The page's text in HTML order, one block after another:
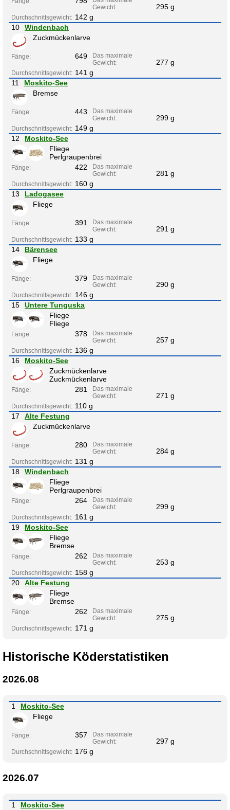
Gewicht:
295 g
Durchschnittsgewicht: 142 g
10
Windenbach
Zuckmückenlarve
Fänge: 649
Das maximale
Gewicht:
277 g
Durchschnittsgewicht: 141 g
11
Moskito-See
Bremse
Fänge: 443
Das maximale
Gewicht:
299 g
Durchschnittsgewicht: 149 g
12
Moskito-See
Fliege
Perlgraupenbrei
Fänge: 422
Das maximale
Gewicht:
281 g
Durchschnittsgewicht: 160 g
13
Ladogasee
Fliege
Fänge: 391
Das maximale
Gewicht:
291 g
Durchschnittsgewicht: 133 g
14
Bärensee
Fliege
Fänge: 379
Das maximale
Gewicht:
290 g
Durchschnittsgewicht: 146 g
15
Untere Tunguska
Fliege
Fliege
Fänge: 378
Das maximale
Gewicht:
257 g
Durchschnittsgewicht: 136 g
16
Moskito-See
Zuckmückenlarve
Zuckmückenlarve
Fänge: 281
Das maximale
Gewicht:
271 g
Durchschnittsgewicht: 110 g
17
Alte Festung
Zuckmückenlarve
Fänge: 280
Das maximale
Gewicht:
284 g
Durchschnittsgewicht: 131 g
18
Windenbach
Fliege
Perlgraupenbrei
Fänge: 264
Das maximale
Gewicht:
299 g
Durchschnittsgewicht: 161 g
19
Moskito-See
Fliege
Bremse
Fänge: 262
Das maximale
Gewicht:
253 g
Durchschnittsgewicht: 158 g
20
Alte Festung
Fliege
Bremse
Fänge: 262
Das maximale
Gewicht:
275 g
Durchschnittsgewicht: 171 g
Historische Köderstatistiken
2026.08
1
Moskito-See
Fliege
Fänge: 357
Das maximale
Gewicht:
297 g
Durchschnittsgewicht: 176 g
2026.07
1
Moskito-See